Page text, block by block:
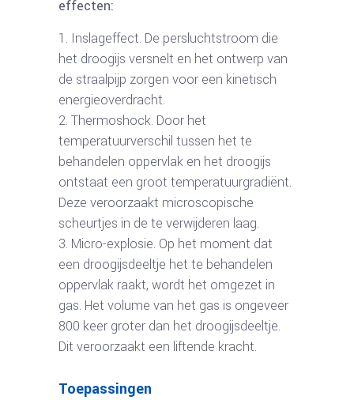
effecten:
Inslageffect. De persluchtstroom die
het droogijs versnelt en het ontwerp van
de straalpijp zorgen voor een kinetisch
energieoverdracht.
Thermoshock. Door het
temperatuurverschil tussen het te
behandelen oppervlak en het droogijs
ontstaat een groot temperatuurgradiënt.
Deze veroorzaakt microscopische
scheurtjes in de te verwijderen laag.
Micro-explosie. Op het moment dat
een droogijsdeeltje het te behandelen
oppervlak raakt, wordt het omgezet in
gas. Het volume van het gas is ongeveer
800 keer groter dan het droogijsdeeltje.
Dit veroorzaakt een liftende kracht.
Toepassingen